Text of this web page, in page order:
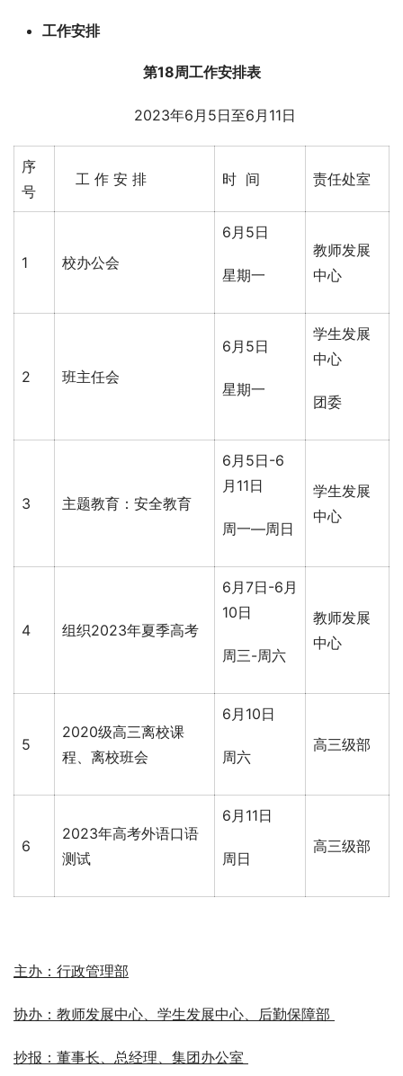
工作安排
第18周工作安排表
2023年6月5日至6月11日
序
号
工 作 安 排 时 间 责任处室
1 校办公会
6月5日
星期一
教师发展
中心
2 班主任会
6月5日
星期一
学生发展
中心
团委
3 主题教育：安全教育
6月5日-6
月11日
周一—周日
学生发展
中心
4 组织2023年夏季高考
6月7日-6月
10日
周三-周六
教师发展
中心
5
2020级高三离校课
程、离校班会
6月10日
周六
高三级部
6
2023年高考外语口语
测试
6月11日
周日
高三级部
主办： 行政管理部
协办： 教师发展中心、学生发展中心、后勤保障部
抄报：董事长、总经理、集团办公室